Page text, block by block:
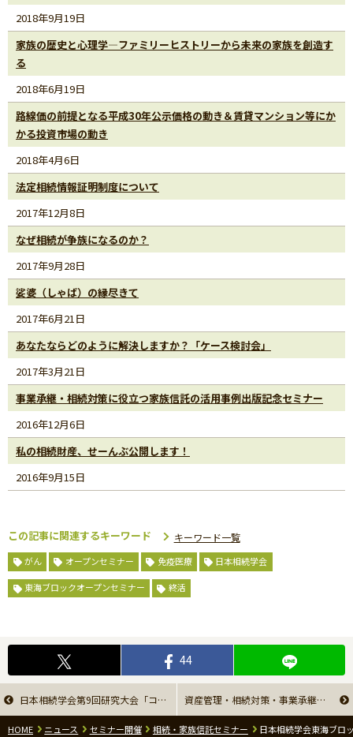
2018年9月19日
家族の歴史と心理学―ファミリーヒストリーから未来の家族を創造す
る
2018年6月19日
路線価の前提となる平成30年公示価格の動き＆賃貸マンション等にか
かる投資市場の動き
2018年4月6日
法定相続情報証明制度について
2017年12月8日
なぜ相続が争族になるのか？
2017年9月28日
娑婆（しゃば）の縁尽きて
2017年6月21日
あなたならどのように解決しますか？「ケース検討会」
2017年3月21日
事業承継・相続対策に役立つ家族信託の活用事例出版記念セミナー
2016年12月6日
私の相続財産、せーんぶ公開します！
2016年9月15日
この記事に関連するキーワード
がん オープンセミナー 免疫医療 日本相続学会
東海ブロックオープンセミナー 終活
キーワード一覧
44
日本相続学会第9回研究大会「コロナと相続」 資産管理・相続対策・事業承継に使える「家族信託の活用事例Zoomセミナー」
HOME ニュース セミナー開催 相続・家族信託セミナー 日本相続学会東海ブロ